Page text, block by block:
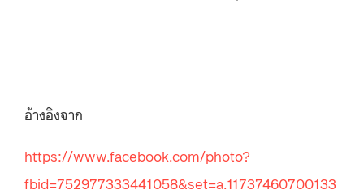
อ้างอิงจาก
https://www.facebook.com/photo?
fbid=752977333441058&set=a.11737460700133